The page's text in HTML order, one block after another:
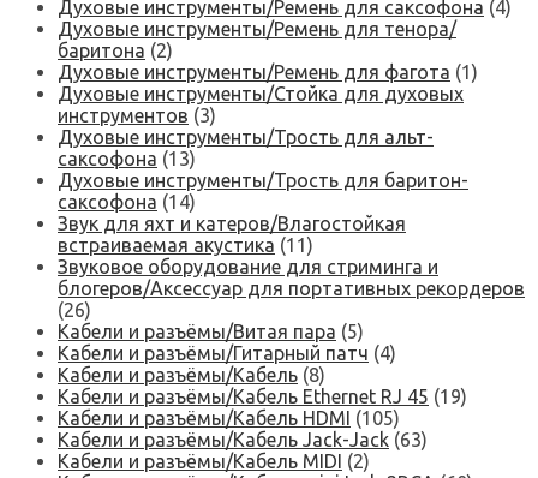
Духовые инструменты/Ремень для саксофона (4)
Духовые инструменты/Ремень для тенора/
баритона (2)
Духовые инструменты/Ремень для фагота (1)
Духовые инструменты/Стойка для духовых
инструментов (3)
Духовые инструменты/Трость для альт-
саксофона (13)
Духовые инструменты/Трость для баритон-
саксофона (14)
Звук для яхт и катеров/Влагостойкая
встраиваемая акустика (11)
Звуковое оборудование для стриминга и
блогеров/Аксессуар для портативных рекордеров
(26)
Кабели и разъёмы/Витая пара (5)
Кабели и разъёмы/Гитарный патч (4)
Кабели и разъёмы/Кабель (8)
Кабели и разъёмы/Кабель Ethernet RJ 45 (19)
Кабели и разъёмы/Кабель HDMI (105)
Кабели и разъёмы/Кабель Jack-Jack (63)
Кабели и разъёмы/Кабель MIDI (2)